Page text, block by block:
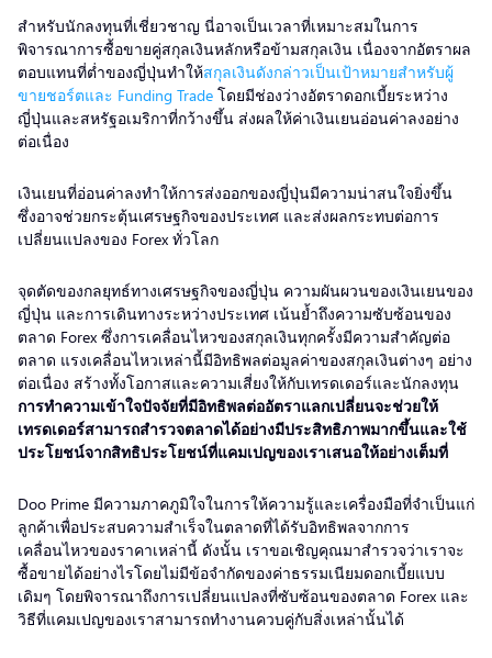
สำหรับนักลงทุนที่เชี่ยวชาญ นี่อาจเป็นเวลาที่เหมาะสมในการ
พิจารณาการซื้อขายคู่สกุลเงินหลักหรือข้ามสกุลเงิน เนื่องจากอัตราผล
ตอบแทนที่ต่ำของญี่ปุ่นทำให้สกุลเงินดังกล่าวเป็นเป้าหมายสำหรับผู้
ขายชอร์ตและ Funding Trade โดยมีช่องว่างอัตราดอกเบี้ยระหว่าง
ญี่ปุ่นและสหรัฐอเมริกาที่กว้างขึ้น ส่งผลให้ค่าเงินเยนอ่อนค่าลงอย่าง
ต่อเนื่อง
เงินเยนที่อ่อนค่าลงทำให้การส่งออกของญี่ปุ่นมีความน่าสนใจยิ่งขึ้น
ซึ่งอาจช่วยกระตุ้นเศรษฐกิจของประเทศ และส่งผลกระทบต่อการ
เปลี่ยนแปลงของ Forex ทั่วโลก
จุดตัดของกลยุทธ์ทางเศรษฐกิจของญี่ปุ่น ความผันผวนของเงินเยนของ
ญี่ปุ่น และการเดินทางระหว่างประเทศ เน้นย้ำถึงความซับซ้อนของ
ตลาด Forex ซึ่งการเคลื่อนไหวของสกุลเงินทุกครั้งมีความสำคัญต่อ
ตลาด แรงเคลื่อนไหวเหล่านี้มีอิทธิพลต่อมูลค่าของสกุลเงินต่างๆ อย่าง
ต่อเนื่อง สร้างทั้งโอกาสและความเสี่ยงให้กับเทรดเดอร์และนักลงทุน
การทำความเข้าใจปัจจัยที่มีอิทธิพลต่ออัตราแลกเปลี่ยนจะช่วยให้
เทรดเดอร์สามารถสำรวจตลาดได้อย่างมีประสิทธิภาพมากขึ้นและใช้
ประโยชน์จากสิทธิประโยชน์ที่แคมเปญของเราเสนอให้อย่างเต็มที่
Doo Prime มีความภาคภูมิใจในการให้ความรู้และเครื่องมือที่จำเป็นแก่
ลูกค้าเพื่อประสบความสำเร็จในตลาดที่ได้รับอิทธิพลจากการ
เคลื่อนไหวของราคาเหล่านี้ ดังนั้น เราขอเชิญคุณมาสำรวจว่าเราจะ
ซื้อขายได้อย่างไรโดยไม่มีข้อจำกัดของค่าธรรมเนียมดอกเบี้ยแบบ
เดิมๆ โดยพิจารณาถึงการเปลี่ยนแปลงที่ซับซ้อนของตลาด Forex และ
วิธีที่แคมเปญของเราสามารถทำงานควบคู่กับสิ่งเหล่านั้นได้